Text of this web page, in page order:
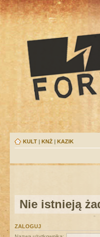
KULT | KNŻ | KAZIK
Nie istnieją
ZALOGUJ